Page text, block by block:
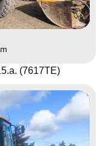
(7617TE)